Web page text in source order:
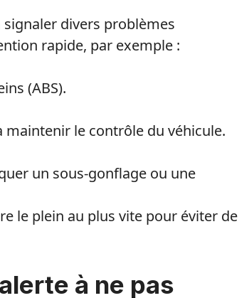
divers problèmes
rapide, par exemple :
(ABS).
maintenir le contrôle du véhicule.
un sous-gonflage ou une
le plein au plus vite pour éviter de
à ne pas